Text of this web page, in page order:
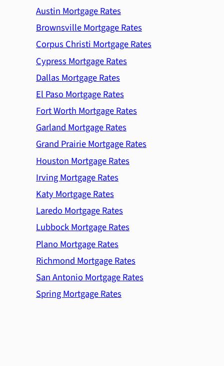
Austin Mortgage Rates
Brownsville Mortgage Rates
Corpus Christi Mortgage Rates
Cypress Mortgage Rates
Dallas Mortgage Rates
El Paso Mortgage Rates
Fort Worth Mortgage Rates
Garland Mortgage Rates
Grand Prairie Mortgage Rates
Houston Mortgage Rates
Irving Mortgage Rates
Katy Mortgage Rates
Laredo Mortgage Rates
Lubbock Mortgage Rates
Plano Mortgage Rates
Richmond Mortgage Rates
San Antonio Mortgage Rates
Spring Mortgage Rates